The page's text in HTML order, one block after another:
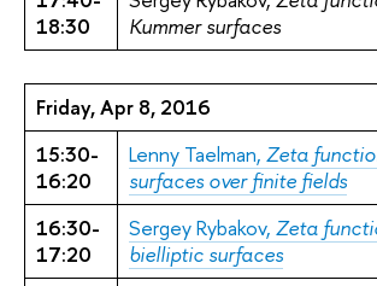
18:30
Kummer surfaces
Friday, Apr 8, 2016
15:30-
16:20
Lenny Taelman, Zeta
surfaces over finite fields
16:30-
17:20
Sergey Rybakov, Zeta
bielliptic surfaces